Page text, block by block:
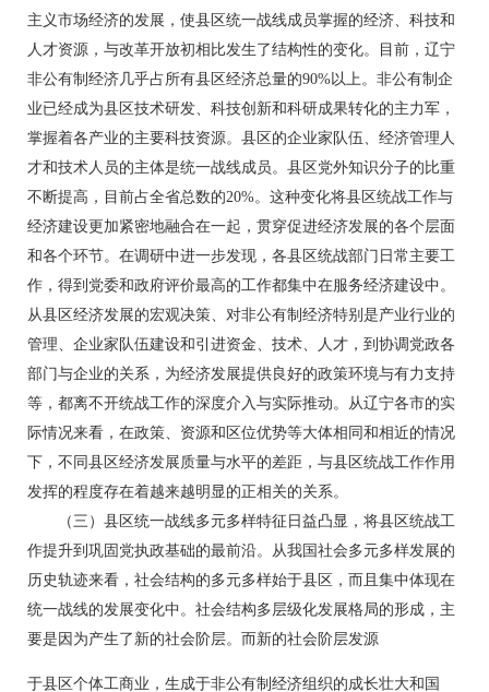
主义市场经济的发展，使县区统一战线成员掌握的经济、科技和
人才资源，与改革开放初相比发生了结构性的变化。目前，辽宁
非公有制经济几乎占所有县区经济总量的90%以上。非公有制企
业已经成为县区技术研发、科技创新和科研成果转化的主力军，
掌握着各产业的主要科技资源。县区的企业家队伍、经济管理人
才和技术人员的主体是统一战线成员。县区党外知识分子的比重
不断提高，目前占全省总数的20%。这种变化将县区统战工作与
经济建设更加紧密地融合在一起，贯穿促进经济发展的各个层面
和各个环节。在调研中进一步发现，各县区统战部门日常主要工
作，得到党委和政府评价最高的工作都集中在服务经济建设中。
从县区经济发展的宏观决策、对非公有制经济特别是产业行业的
管理、企业家队伍建设和引进资金、技术、人才，到协调党政各
部门与企业的关系，为经济发展提供良好的政策环境与有力支持
等，都离不开统战工作的深度介入与实际推动。从辽宁各市的实
际情况来看，在政策、资源和区位优势等大体相同和相近的情况
下，不同县区经济发展质量与水平的差距，与县区统战工作作用
发挥的程度存在着越来越明显的正相关的关系。
（三）县区统一战线多元多样特征日益凸显，将县区统战工
作提升到巩固党执政基础的最前沿。从我国社会多元多样发展的
历史轨迹来看，社会结构的多元多样始于县区，而且集中体现在
统一战线的发展变化中。社会结构多层级化发展格局的形成，主
要是因为产生了新的社会阶层。而新的社会阶层发源
于县区个体工商业，生成于非公有制经济组织的成长壮大和国